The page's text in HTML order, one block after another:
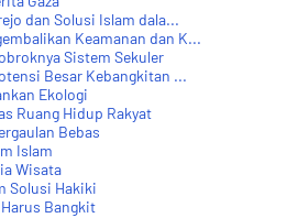
dan Solusi Islam dala...
Keamanan dan K...
Sistem Sekuler
Besar Kebangkitan ...
Ekologi
Ruang Hidup Rakyat
Bebas
Islam
Wisata
Solusi Hakiki
Bangkit